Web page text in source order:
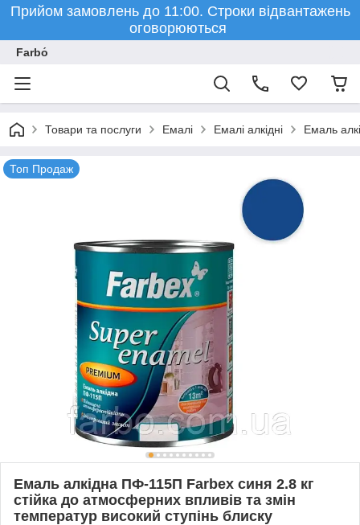
Прийом замовлень до 11:00. Строки відвантажень
оговорюються
Farbо́
Товари та послуги Емалі Емалі алкідні Емаль
Топ Продаж
Емаль алкідна ПФ-115П Farbex синя 2.8 кг
стійка до атмосферних впливів та змін
температур високий ступінь блиску